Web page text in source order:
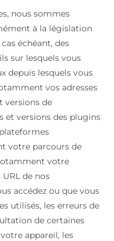
nous sommes
à la législation
échéant, des
sur lesquels vous
depuis lesquels vous
vos adresses
versions de
et versions des plugins
votre parcours de
votre
de nos
accédez ou que vous
utilisés, les erreurs de
de certaines
appareil, les